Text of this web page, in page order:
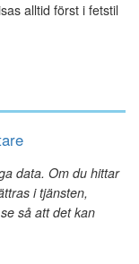
alltid först i fetstil
data. Om du hittar
i tjänsten,
så att det kan